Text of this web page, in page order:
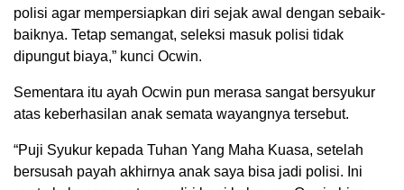
polisi agar mempersiapkan diri sejak awal dengan sebaik-
baiknya. Tetap semangat, seleksi masuk polisi tidak
dipungut biaya,” kunci Ocwin.
Sementara itu ayah Ocwin pun merasa sangat bersyukur
atas keberhasilan anak semata wayangnya tersebut.
“Puji Syukur kepada Tuhan Yang Maha Kuasa, setelah
bersusah payah akhirnya anak saya bisa jadi polisi. Ini